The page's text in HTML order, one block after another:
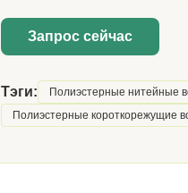
Запрос сейчас
Тэги: Полиэстерные нитейные
Полиэстерные короткорежущие